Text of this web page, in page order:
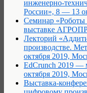
инженерно-
России», 8 — 13
Семинар
выставке
Лекторий
производстве.
октября 2019,
EdCrunch 2019 —
октября 2019,
Выставка-